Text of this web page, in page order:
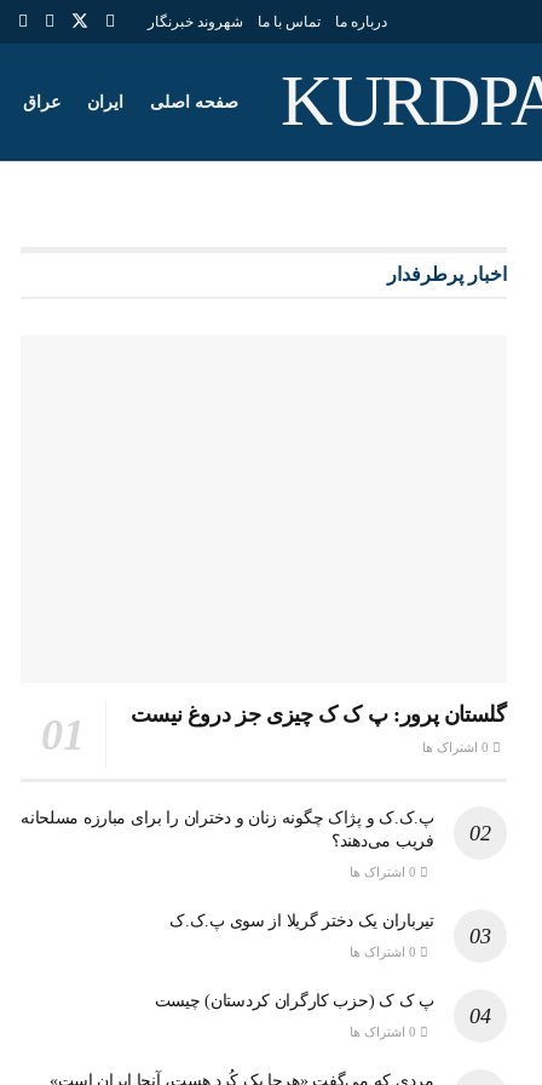
درباره ما تماس با ما شهروند خبرنگار
صفحه اصلی ایران عراق
اخبار پرطرفدار
گلستان پرور: پ ک ک چیزی جز دروغ نیست
پ.ک.ک و پژاک چگونه زنان و دختران را برای مبارزه مسلحانه
فریب می‌دهند؟
تیرباران یک دختر گریلا از سوی پ.ک.ک
پ ک ک (حزب کارگران کردستان) چیست
مردی که می‌گفت «هرجا یک کُرد هست، آنجا ایران است»